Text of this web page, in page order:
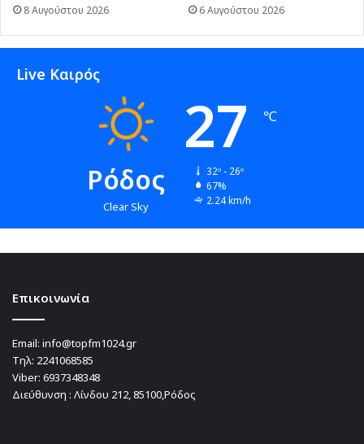
8 Αυγούστου 2026 6 Αυγούστου 2026
Live Καιρός
Ρόδος
Clear Sky
27 ℃
32º - 26º
67%
2.24 km/h
Επικοινωνία
Email: info@topfm1024.gr
Τηλ: 2241068585
Viber: 6937348348
Διεύθυνση : Λίνδου 212, 85100,Ρόδος